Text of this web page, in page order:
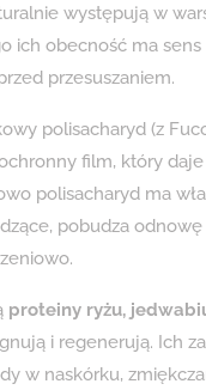
występują w
ich obecność ma
przesuszaniem.
polisacharyd (z
film, który daje
polisacharyd ma
pobudza
proteiny ryżu,
i regenerują. Ich
w naskórku,